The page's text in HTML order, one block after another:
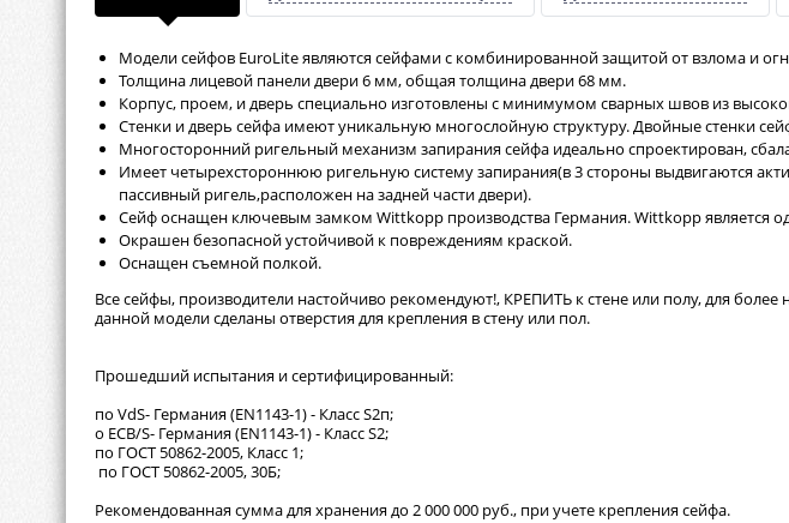
Модели сейфов EuroLite являются сейфами с комбинированной защитой от взлома и
Толщина лицевой панели двери 6 мм, общая толщина двери 68 мм.
Корпус, проем, и дверь специально изготовлены с минимумом сварных швов из
Стенки и дверь сейфа имеют уникальную многослойную структуру. Двойные стенки
Многосторонний ригельный механизм запирания сейфа идеально спроектирован,
Имеет четырехстороннюю ригельную систему запирания(в 3 стороны выдвигаются
пассивный ригель,расположен на задней части двери).
Сейф оснащен ключевым замком Wittkopp производства Германия. Wittkopp является
Окрашен безопасной устойчивой к повреждениям краской.
Оснащен съемной полкой.
Все сейфы, производители настойчиво рекомендуют!, КРЕПИТЬ к стене или полу, для
данной модели сделаны отверстия для крепления в стену или пол.
Прошедший испытания и сертифицированный:
по VdS- Германия (EN1143-1) - Класс S2п;
о ECB/S- Германия (EN1143-1) - Класс S2;
по ГОСТ 50862-2005, Класс 1;
по ГОСТ 50862-2005, 30Б;
Рекомендованная сумма для хранения до 2 000 000 руб., при учете крепления сейфа.